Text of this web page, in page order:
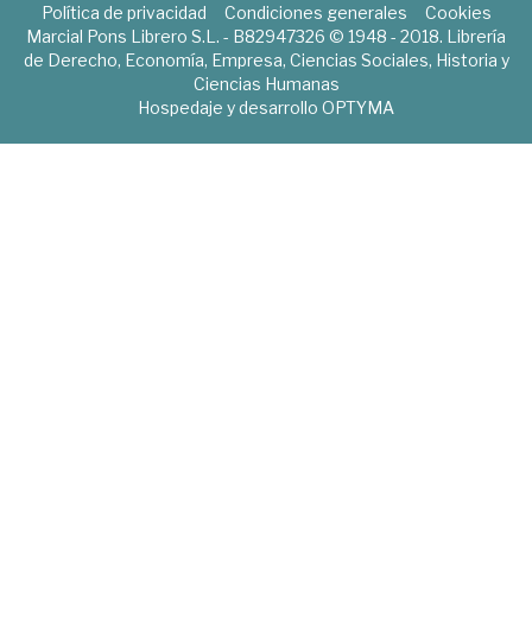
Política de privacidad Condiciones generales
Cookies
Marcial Pons Librero S.L. - B82947326 © 1948 - 2018. Librería
de Derecho, Economía, Empresa, Ciencias Sociales, Historia y
Ciencias Humanas
Hospedaje y desarrollo OPTYMA